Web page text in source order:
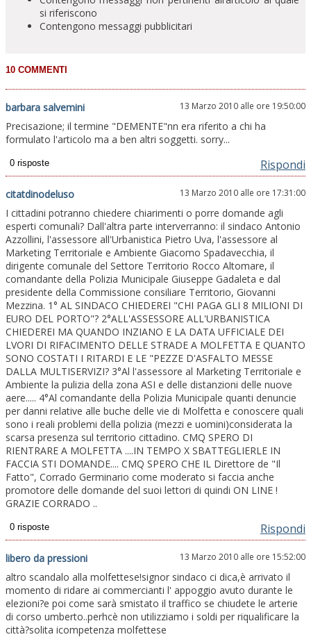
si riferiscono
Contengono messaggi pubblicitari
barbara salvemini 13 Marzo 2010 alle ore 19:50:00
Precisazione; il termine "DEMENTE"nn era riferito a chi ha
formulato l'articolo ma a ben altri soggetti. sorry...
Rispondi
citatdinodeluso 13 Marzo 2010 alle ore 17:31:00
I cittadini potranno chiedere chiarimenti o porre domande agli
esperti comunali? Dall'altra parte interverranno: il sindaco Antonio
Azzollini, l'assessore all'Urbanistica Pietro Uva, l'assessore al
Marketing Territoriale e Ambiente Giacomo Spadavecchia, il
dirigente comunale del Settore Territorio Rocco Altomare, il
comandante della Polizia Municipale Giuseppe Gadaleta e dal
presidente della Commissione consiliare Territorio, Giovanni
Mezzina. 1° AL SINDACO CHIEDEREI "CHI PAGA GLI 8 MILIONI DI
EURO DEL PORTO"? 2°ALL'ASSESSORE ALL'URBANISTICA
CHIEDEREI MA QUANDO INZIANO E LA DATA UFFICIALE DEI
LVORI DI RIFACIMENTO DELLE STRADE A MOLFETTA E QUANTO
SONO COSTATI I RITARDI E LE "PEZZE D'ASFALTO MESSE
DALLA MULTISERVIZI? 3°Al l'assessore al Marketing Territoriale e
Ambiente la pulizia della zona ASI e delle distanzioni delle nuove
aere..... 4°Al comandante della Polizia Municipale quanti denuncie
per danni relative alle buche delle vie di Molfetta e conoscere quali
sono i reali problemi della polizia (mezzi e uomini)considerata la
scarsa presenza sul territorio cittadino. CMQ SPERO DI
RIENTRARE A MOLFETTA ....IN TEMPO X SBATTEGLIERLE IN
FACCIA STI DOMANDE.... CMQ SPERO CHE IL Direttore de "Il
Fatto", Corrado Germinario come moderato si faccia anche
promotore delle domande del suoi lettori di quindi ON LINE !
GRAZIE CORRADO ..
Rispondi
libero da pressioni 13 Marzo 2010 alle ore 15:52:00
altro scandalo alla molfettese!signor sindaco ci dica,è arrivato il
momento di ridare ai commercianti l' appoggio avuto durante le
elezioni?e poi come sarà smistato il traffico se chiudete le arterie
di corso umberto..perhcè non utilizziamo i soldi per riqualificare la
città?solita icompetenza molfettese